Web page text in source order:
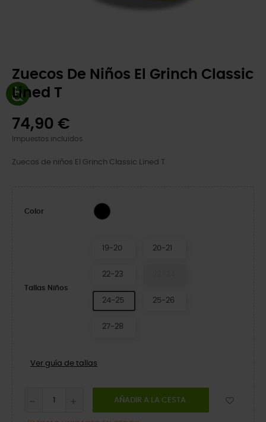
Zuecos De Niños El Grinch Classic
Lined T
74,90 €
Impuestos incluidos
Zuecos de niños El Grinch Classic Lined T
Color Multi
Tallas Niños
19-20 20-21
22-23
24-25 25-26
27-28
Ver guía de tallas
AÑADIR A LA CESTA